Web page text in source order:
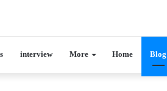
interview More Home Blog